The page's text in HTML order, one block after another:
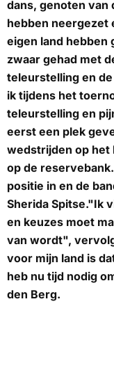
dans, genoten van
hebben neergezet
eigen land
zwaar gehad met
teleurstelling en
ik tijdens het
teleurstelling en
eerst een plek
wedstrijden op het
op de
positie in en de
Sherida Spitse."Ik
en keuzes moet
van wordt",
voor mijn land is
heb nu tijd nodig
den Berg.